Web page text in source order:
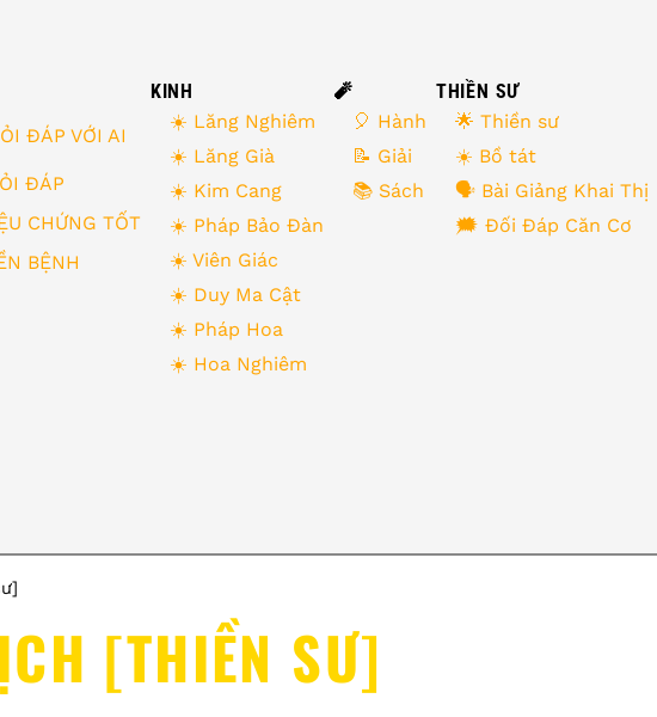
ĐÁP VỚI AI
ĐÁP
CHỨNG TỐT
BỆNH
KINH
☀️ Lăng Nghiêm
☀️ Lăng Già
☀️ Kim Cang
☀️ Pháp Bảo Đàn
☀️ Viên Giác
☀️ Duy Ma Cật
☀️ Pháp Hoa
☀️ Hoa Nghiêm
🧨
🎈 Hành
📝 Giải
📚 Sách
THIỀN SƯ
🌟 Thiền sư
☀️ Bồ tát
🗣 Bài Giảng Khai Thị
🗯 Đối Đáp Căn Cơ
[THIỀN SƯ]